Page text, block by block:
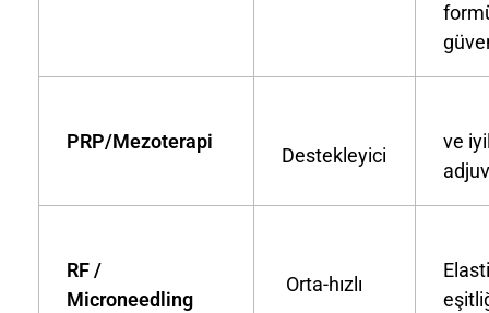
PRP/Mezoterapi
Destekleyici
ve
RF /
Microneedling
Orta-hızlı